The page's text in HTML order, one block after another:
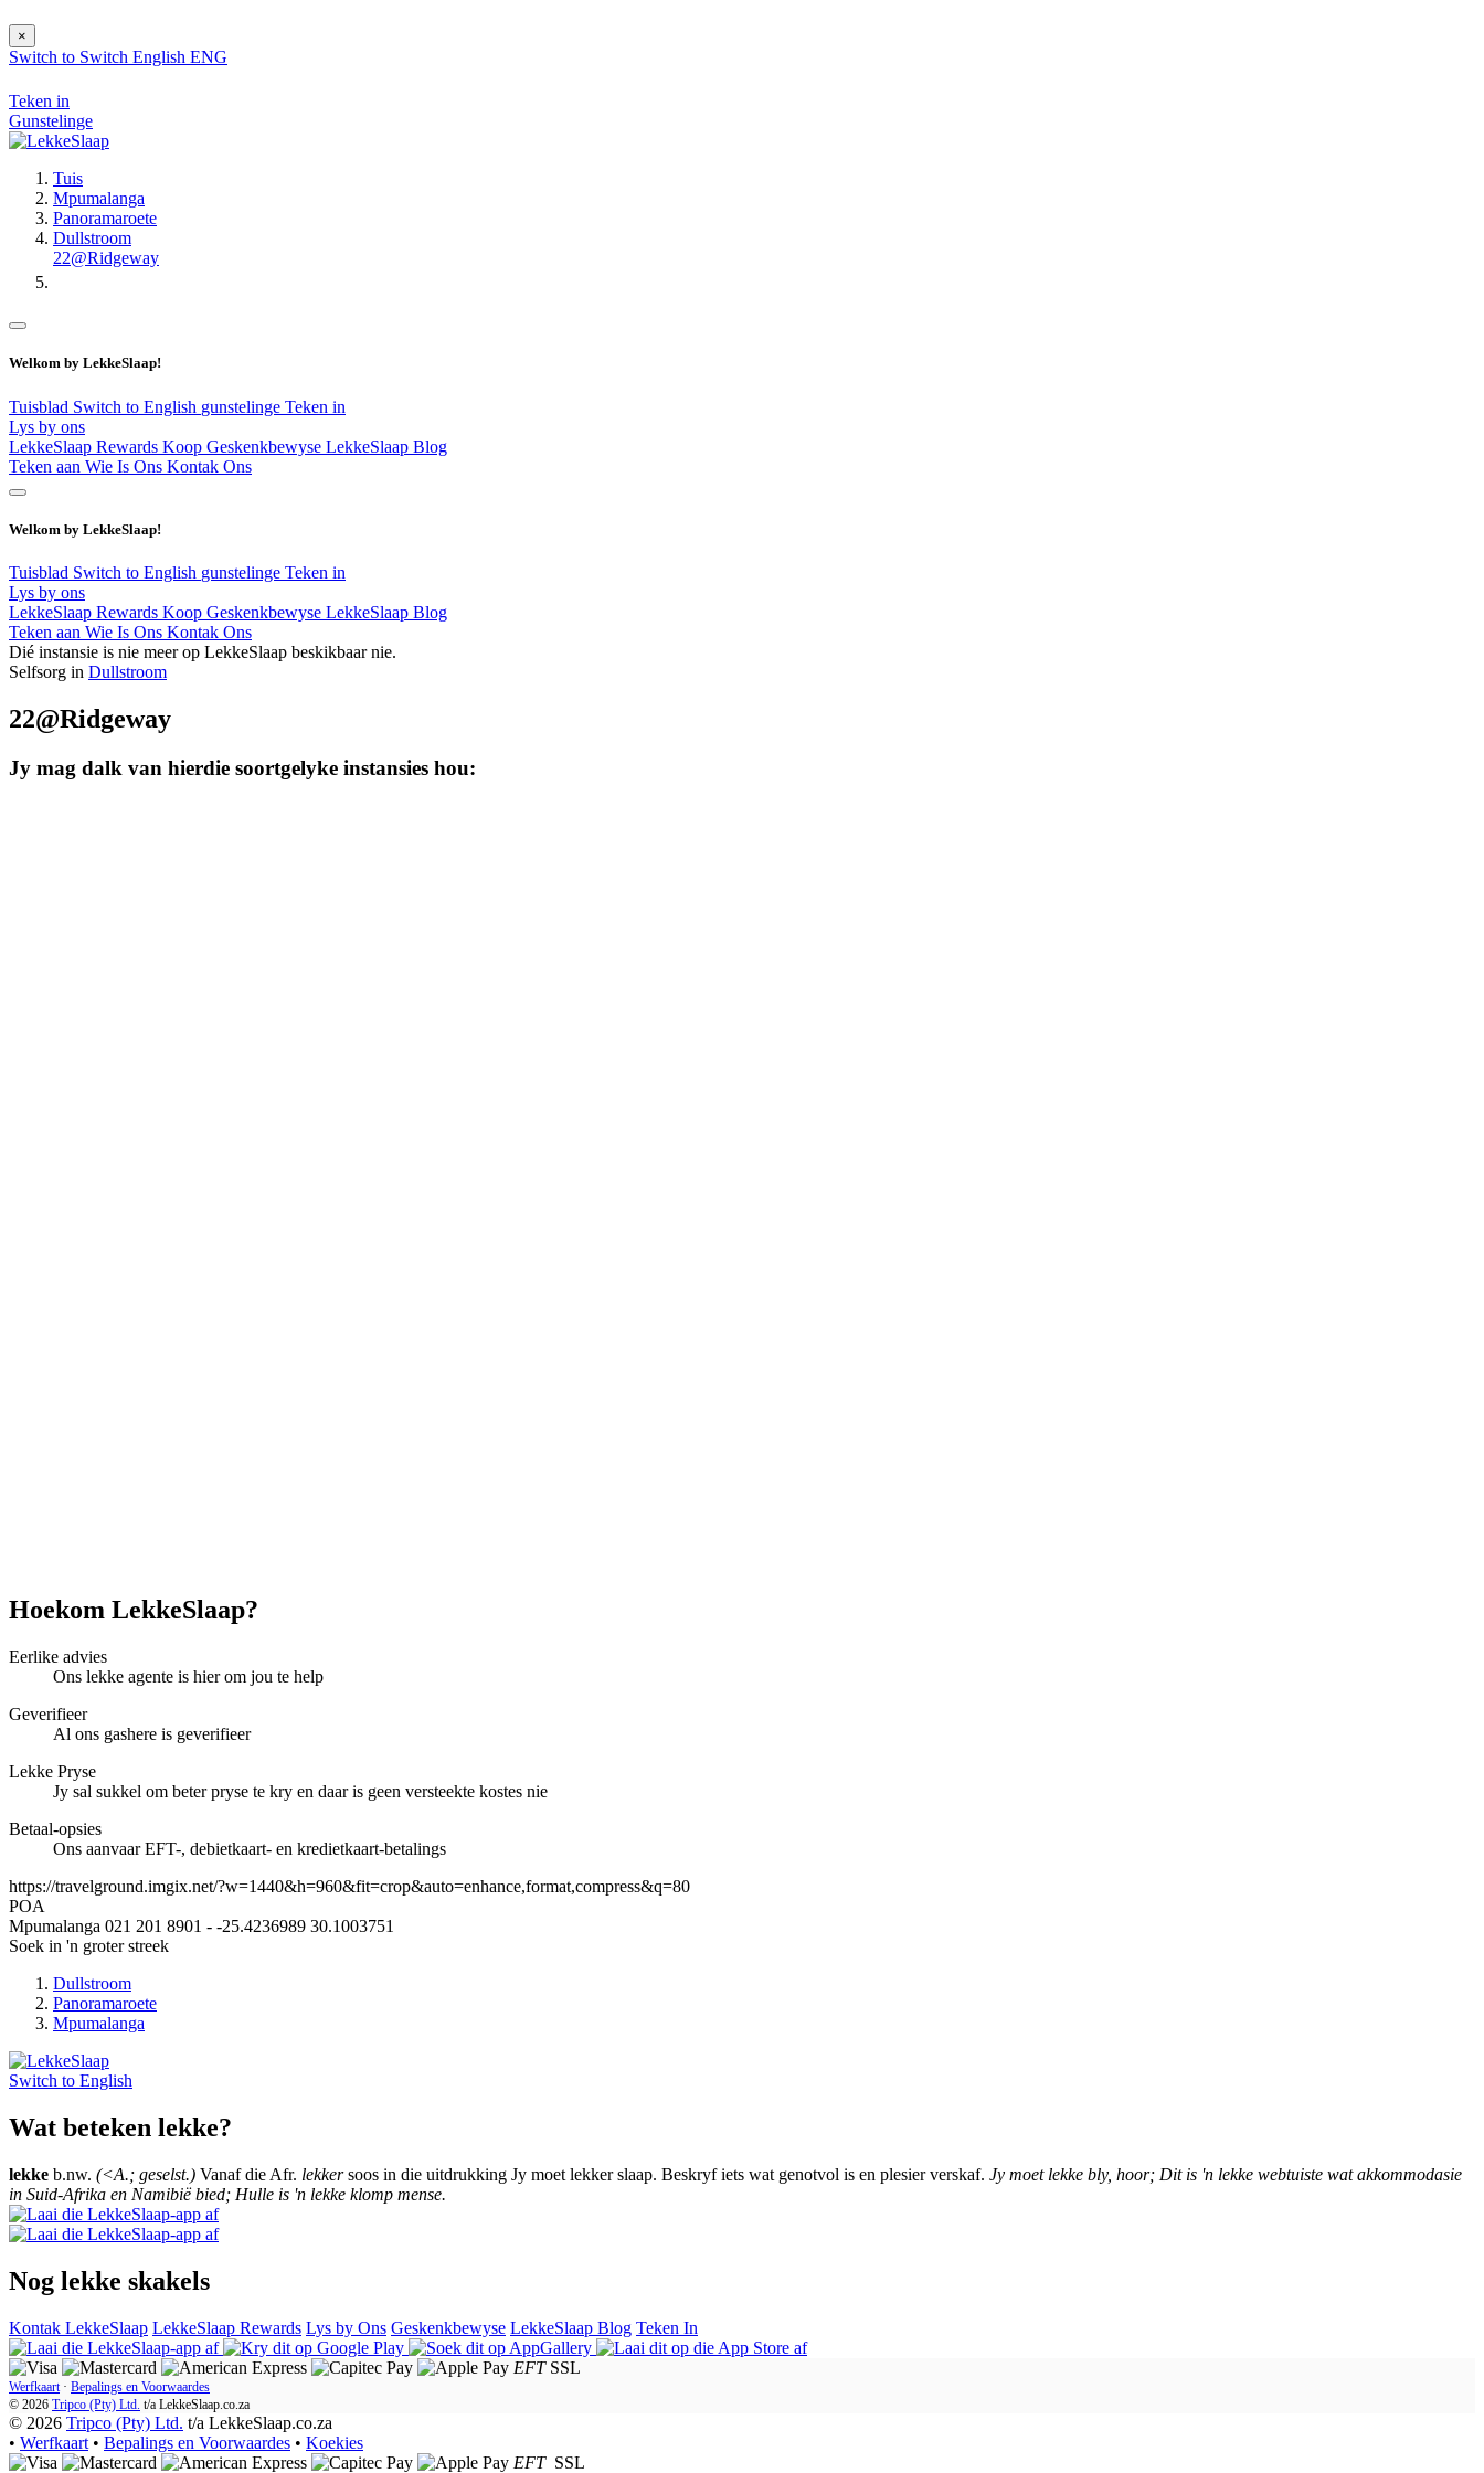
×
Switch to Switch English ENG
Teken in
Gunstelinge
Tuis
Mpumalanga
Panoramaroete
Dullstroom
22@Ridgeway
Welkom by LekkeSlaap!
Tuisblad Switch to English gunstelinge Teken in
Lys by ons
LekkeSlaap Rewards Koop Geskenkbewyse LekkeSlaap Blog
Teken aan Wie Is Ons Kontak Ons
Welkom by LekkeSlaap!
Tuisblad Switch to English gunstelinge Teken in
Lys by ons
LekkeSlaap Rewards Koop Geskenkbewyse LekkeSlaap Blog
Teken aan Wie Is Ons Kontak Ons
Dié instansie is nie meer op LekkeSlaap beskikbaar nie.
Selfsorg in Dullstroom
22@Ridgeway
Jy mag dalk van hierdie soortgelyke instansies hou:
Hoekom LekkeSlaap?
Eerlike advies
Ons lekke agente is hier om jou te help
Geverifieer
Al ons gashere is geverifieer
Lekke Pryse
Jy sal sukkel om beter pryse te kry en daar is geen versteekte kostes nie
Betaal-opsies
Ons aanvaar EFT-, debietkaart- en kredietkaart-betalings
https://travelground.imgix.net/?w=1440&h=960&fit=crop&auto=enhance,format,compress&q=80
POA
Mpumalanga 021 201 8901 - -25.4236989 30.1003751
Soek in 'n groter streek
Dullstroom
Panoramaroete
Mpumalanga
Switch to English
Wat beteken lekke?
lekke b.nw. (<A.; geselst.) Vanaf die Afr. lekkersoos in die uitdrukking Jy moet lekker slaap. Beskryf iets wat genotvol is en plesier verskaf. Jy moet lekke bly, hoor; Dit is 'n lekke webtuiste wat akkommodasie
in Suid-Afrika en Namibië bied; Hulle is 'n lekke klomp mense.
Nog lekke skakels
Kontak LekkeSlaap LekkeSlaap Rewards Lys by Ons Geskenkbewyse LekkeSlaap Blog Teken In
EFT SSL
Werfkaart · Bepalings en Voorwaardes
© 2026 Tripco (Pty) Ltd. t/a LekkeSlaap.co.za
© 2026 Tripco (Pty) Ltd. t/a LekkeSlaap.co.za
• Werfkaart • Bepalings en Voorwaardes • Koekies
EFT SSL